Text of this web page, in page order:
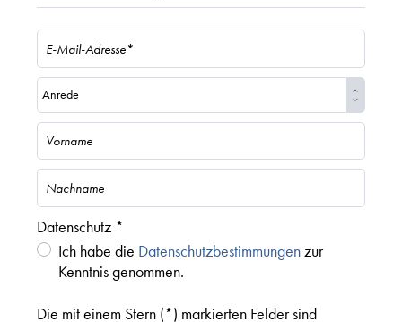
Datenschutz *
Ich habe die Datenschutzbestimmungenzur
Kenntnis genommen.
Die mit einem Stern (*) markierten Felder sind